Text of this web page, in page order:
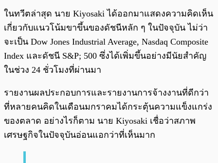
ในทวีตล่าสุด นาย Kiyosaki ได้ออกมาแสดงความคิดเห็น
เกี่ยวกับแนวโน้มขาขึ้นของดัชนีหลัก ๆ ในปัจจุบัน ไม่ว่า
จะเป็น Dow Jones Industrial Average, Nasdaq Composite
Index และดัชนี S&P; 500 ซึ่งได้เพิ่มขึ้นอย่างมีนัยสำคัญ
ในช่วง 24 ชั่วโมงที่ผ่านมา
รายงานผลประกอบการและรายงานการจ้างงานที่ดีกว่า
ที่หลายคนคิดในเดือนมกราคมได้กระตุ้นความแข็งแกร่ง
ของตลาด อย่างไรก็ตาม นาย Kiyosaki เชื่อว่าสภาพ
เศรษฐกิจในปัจจุบันอ่อนแอกว่าที่เห็นมาก